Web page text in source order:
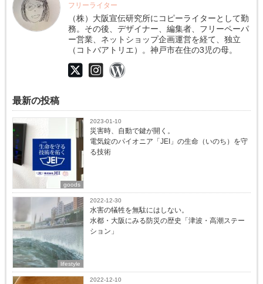
フリーライター
（株）大阪宣伝研究所にコピーライターとして勤
務。その後、デザイナー、編集者、フリーペーパ
ー営業、ネットショップ企画運営を経て、独立
（コトバアトリエ）。神戸市在住の3児の母。
最新の投稿
goods
2023-01-10
災害時、自動で鍵が開く。
電気錠のパイオニア「JEI」の生命（いのち）を守
る技術
lifestyle
2022-12-30
水害の犠牲を無駄にはしない。
水都・大阪にみる防災の歴史「津波・高潮ステー
ション」
2022-12-10